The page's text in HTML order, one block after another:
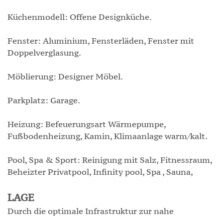
Küchenmodell: Offene Designküche.
Fenster: Aluminium, Fensterläden, Fenster mit
Doppelverglasung.
Möblierung: Designer Möbel.
Parkplatz: Garage.
Heizung: Befeuerungsart Wärmepumpe,
Fußbodenheizung, Kamin, Klimaanlage warm/kalt.
Pool, Spa & Sport: Reinigung mit Salz, Fitnessraum,
Beheizter Privatpool, Infinity pool, Spa , Sauna,
LAGE
Durch die optimale Infrastruktur zur nahe